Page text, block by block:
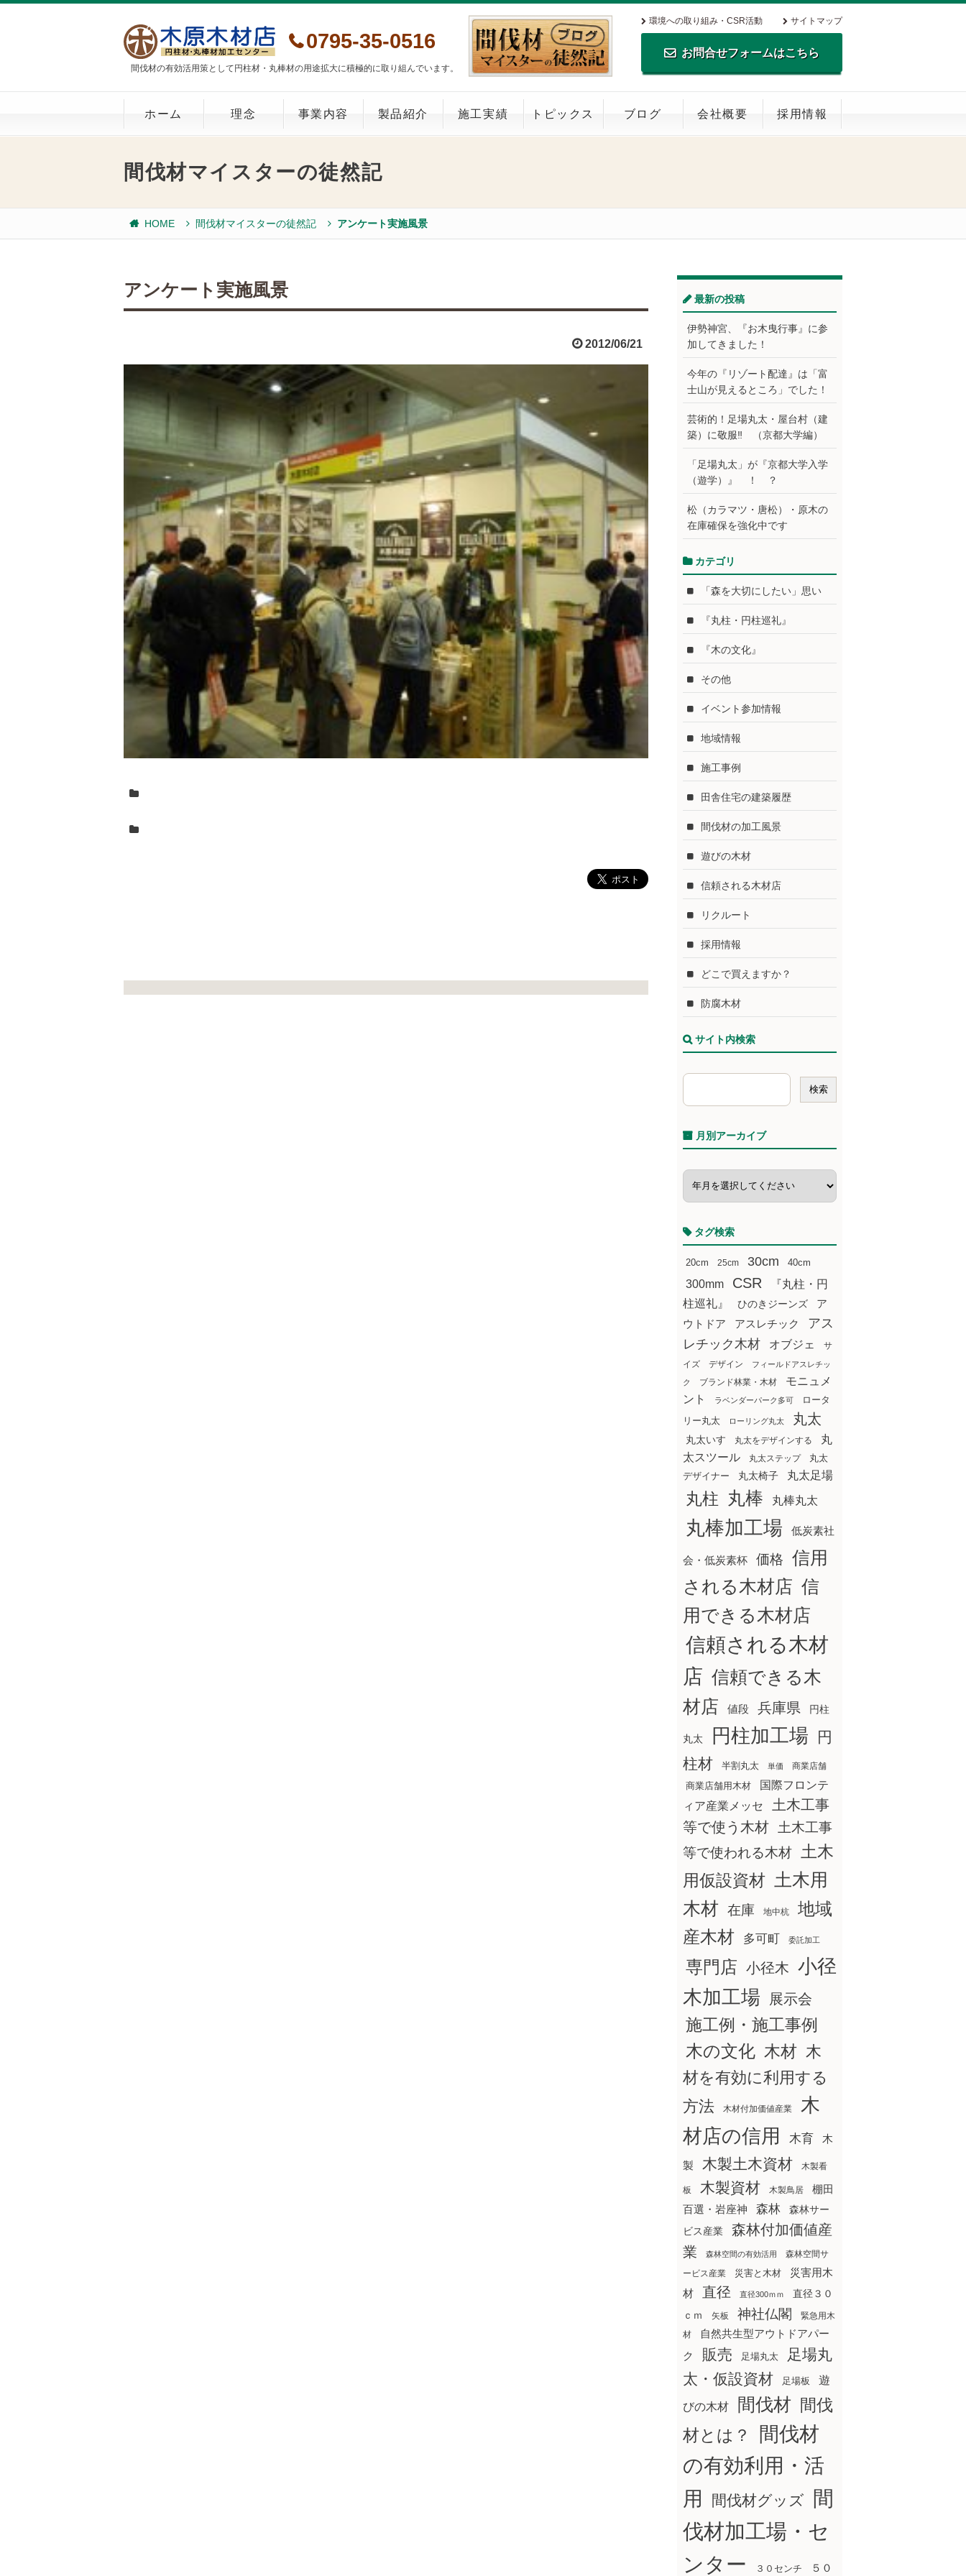
間伐材の有効活用策として円柱材・丸棒材の用途拡大に積極的に取り組んでいます。
0795-35-0516
環境への取り組み・CSR活動 サイトマップ
お問合せフォームはこちら
TEL.0795-35-0516 FAX.0795-35-
0269
ホーム 理念 事業内容 製品紹介 施工実績 トピックス ブログ 会社概要 採用情報
間伐材マイスターの徒然記
HOME 間伐材マイスターの徒然記 アンケート実施風景
アンケート実施風景
2012/06/21
最新の投稿
伊勢神宮、『お木曳行事』に参
加してきました！
今年の『リゾート配達』は「富
士山が見えるところ」でした！
芸術的！足場丸太・屋台村（建
築）に敬服‼ （京都大学編）
「足場丸太」が『京都大学入学
（遊学）』 ！ ？
松（カラマツ・唐松）・原木の
在庫確保を強化中です
カテゴリ
「森を大切にしたい」思い
『丸柱・円柱巡礼』
『木の文化』
その他
イベント参加情報
地域情報
施工事例
田舎住宅の建築履歴
間伐材の加工風景
遊びの木材
信頼される木材店
リクルート
採用情報
どこで買えますか？
防腐木材
サイト内検索
月別アーカイブ
タグ検索
20cm 25cm 30cm 40cm
300mm CSR
『丸柱・円
柱巡礼』
ひのきジーンズ
ア
ウトドア
アスレチック
アス
レチック木材
オブジェ
サ
イズ
デザイン フィールドアスレチッ
ク ブランド林業・木材
モニュメ
ント
ラベンダーパーク多可
ロータ
リー丸太
ローリング丸太 丸太
丸太いす 丸太をデザインする
丸
太スツール
丸太ステップ
丸太
デザイナー
丸太椅子 丸太足場
丸柱 丸棒 丸棒丸太
丸棒加工場 低炭素社
会・低炭素杯 価格
信用
される木材店 信
用できる木材店
信頼される木材
店 信頼できる木
材店
値段 兵庫県 円柱
丸太 円柱加工場
円
柱材
半割丸太 単価 商業店舗
商業店舗用木材
国際フロンテ
ィア産業メッセ
土木工事
等で使う木材
土木工事
等で使われる木材
土木
用仮設資材 土木用
木材 在庫 地中杭
地域
産木材
多可町 委託加工
専門店 小径木 小径
木加工場
展示会
施工例・施工事例
木の文化 木材 木
材を有効に利用する
方法
木材付加価値産業
木
材店の信用
木育 木
製 木製土木資材 木製看
板 木製資材 木製鳥居
棚田
百選・岩座神
森林
森林サー
ビス産業
森林付加価値産
業
森林空間の有効活用
森林空間サ
ービス産業
災害と木材
災害用木
材
直径 直径300ｍｍ
直径３０
ｃｍ
矢板 神社仏閣
緊急用木
材
自然共生型アウトドアパー
ク
販売 足場丸太
足場丸
太・仮設資材
足場板 遊
びの木材 間伐材 間伐
材とは？
間伐材
の有効利用・活
用
間伐材グッズ
間
伐材加工場・セ
ンター
３０センチ ５０